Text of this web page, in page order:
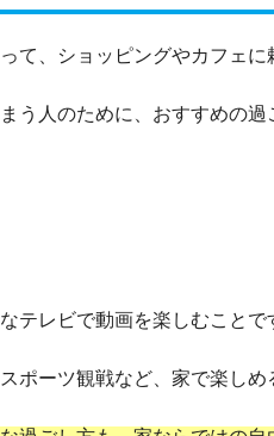
て、ショッピングやカフェに
う人のために、おすすめの過
テレビで動画を楽しむことで
ポーツ観戦など、家で楽し